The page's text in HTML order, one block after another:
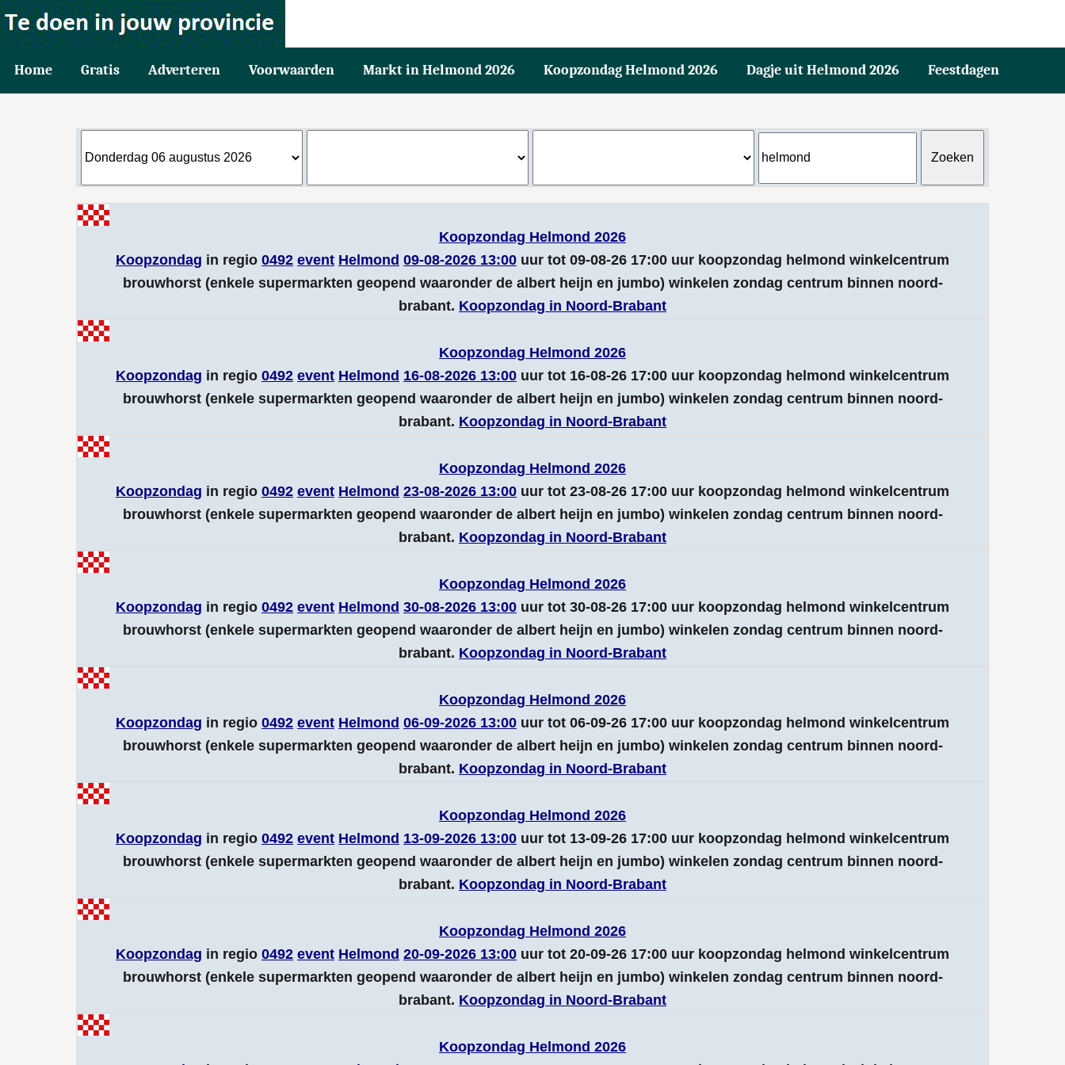
Home Gratis Adverteren Voorwaarden Markt in Helmond 2026 Koopzondag Helmond 2026 Dagje uit Helmond 2026 Feestdagen
Koopzondag Helmond 2026
Koopzondag in regio 0492 event Helmond 09-08-2026 13:00 uur tot 09-08-26 17:00 uur koopzondag helmond winkelcentrum
brouwhorst (enkele supermarkten geopend waaronder de albert heijn en jumbo) winkelen zondag centrum binnen noord-
brabant. Koopzondag in Noord-Brabant
Koopzondag Helmond 2026
Koopzondag in regio 0492 event Helmond 16-08-2026 13:00 uur tot 16-08-26 17:00 uur koopzondag helmond winkelcentrum
brouwhorst (enkele supermarkten geopend waaronder de albert heijn en jumbo) winkelen zondag centrum binnen noord-
brabant. Koopzondag in Noord-Brabant
Koopzondag Helmond 2026
Koopzondag in regio 0492 event Helmond 23-08-2026 13:00 uur tot 23-08-26 17:00 uur koopzondag helmond winkelcentrum
brouwhorst (enkele supermarkten geopend waaronder de albert heijn en jumbo) winkelen zondag centrum binnen noord-
brabant. Koopzondag in Noord-Brabant
Koopzondag Helmond 2026
Koopzondag in regio 0492 event Helmond 30-08-2026 13:00 uur tot 30-08-26 17:00 uur koopzondag helmond winkelcentrum
brouwhorst (enkele supermarkten geopend waaronder de albert heijn en jumbo) winkelen zondag centrum binnen noord-
brabant. Koopzondag in Noord-Brabant
Koopzondag Helmond 2026
Koopzondag in regio 0492 event Helmond 06-09-2026 13:00 uur tot 06-09-26 17:00 uur koopzondag helmond winkelcentrum
brouwhorst (enkele supermarkten geopend waaronder de albert heijn en jumbo) winkelen zondag centrum binnen noord-
brabant. Koopzondag in Noord-Brabant
Koopzondag Helmond 2026
Koopzondag in regio 0492 event Helmond 13-09-2026 13:00 uur tot 13-09-26 17:00 uur koopzondag helmond winkelcentrum
brouwhorst (enkele supermarkten geopend waaronder de albert heijn en jumbo) winkelen zondag centrum binnen noord-
brabant. Koopzondag in Noord-Brabant
Koopzondag Helmond 2026
Koopzondag in regio 0492 event Helmond 20-09-2026 13:00 uur tot 20-09-26 17:00 uur koopzondag helmond winkelcentrum
brouwhorst (enkele supermarkten geopend waaronder de albert heijn en jumbo) winkelen zondag centrum binnen noord-
brabant. Koopzondag in Noord-Brabant
Koopzondag Helmond 2026